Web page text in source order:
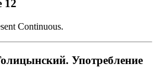
12
Continuous.
Употребление